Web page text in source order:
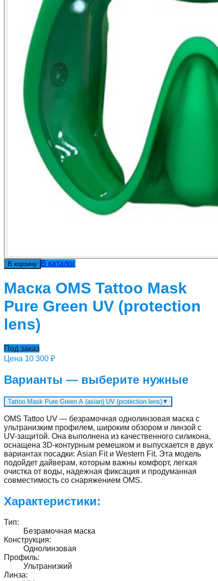
В корзину В каталог
Маска OMS Tattoo Mask
Pure Green UV (protection
lens)
Под заказ
Цена 10 300 ₽
Варианты — выберите нужные
Tattoo Mask Pure Green A (asian) UV (protection lens)▼
OMS Tattoo UV — безрамочная однолинзовая маска с
ультранизким профилем, широким обзором и линзой с
UV-защитой. Она выполнена из качественного силикона,
оснащена 3D-контурным ремешком и выпускается в двух
вариантах посадки: Asian Fit и Western Fit. Эта модель
подойдет дайверам, которым важны комфорт, легкая
очистка от воды, надежная фиксация и продуманная
совместимость со снаряжением OMS.
Характеристики:
Тип:
Безрамочная маска
Конструкция:
Однолинзовая
Профиль:
Ультранизкий
Линза: